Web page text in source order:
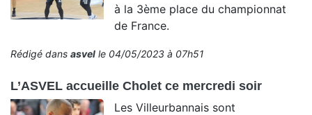
à la 3ème place du championnat
de France.
Rédigé dans asvel le 04/05/2023 à 07h51
L’ASVEL accueille Cholet ce mercredi soir
Les Villeurbannais sont